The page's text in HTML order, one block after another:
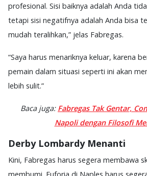
profesional. Sisi baiknya adalah Anda
tetapi sisi negatifnya adalah Anda bisa
mudah teralihkan,” jelas Fabregas.
“Saya harus menariknya keluar, karena
pemain dalam situasi seperti ini akan
lebih sulit.”
Baca juga: Fabregas Tak Gentar,
Napoli dengan Filosofi
Derby Lombardy Menanti
Kini, Fabregas harus segera membawa
membumi. Euforia di Naples harus